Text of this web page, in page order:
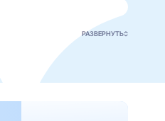
РАЗВЕРНУТЬ